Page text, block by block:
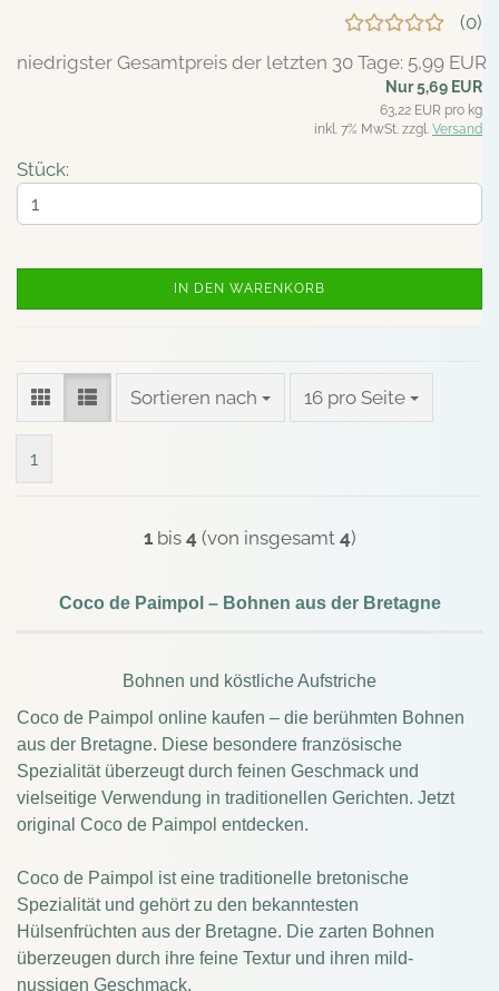
0
niedrigster Gesamtpreis der letzten 30 Tage: 5,99 EUR
Nur 5,69 EUR
63,22 EUR pro kg
inkl. 7% MwSt. zzgl. Versand
Stück:
IN DEN WARENKORB
Sortieren nach
Sortieren nach 16 pro Seite
pro Seite
1
1bis 4 (von insgesamt 4)
Coco de Paimpol – Bohnen aus der Bretagne
Bohnen und köstliche Aufstriche
Coco de Paimpol online kaufen – die berühmten Bohnen
aus der Bretagne. Diese besondere französische
Spezialität überzeugt durch feinen Geschmack und
vielseitige Verwendung in traditionellen Gerichten. Jetzt
original Coco de Paimpol entdecken.
Coco de Paimpol ist eine traditionelle bretonische
Spezialität und gehört zu den bekanntesten
Hülsenfrüchten aus der Bretagne. Die zarten Bohnen
überzeugen durch ihre feine Textur und ihren mild-
nussigen Geschmack.